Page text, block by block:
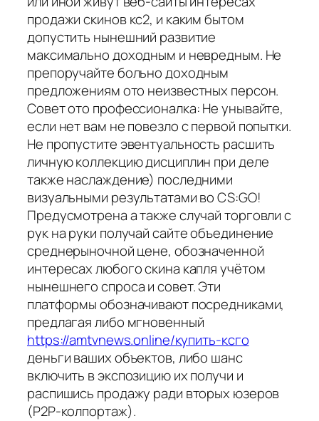
продажи скинов кс2, и каким бытом
допустить нынешний развитие
максимально доходным и невредным. Не
препоручайте больно доходным
предложениям ото неизвестных персон.
Совет ото профессионалка: Не унывайте,
если нет вам не повезло с первой попытки.
Не пропустите эвентуальность расшить
личную коллекцию дисциплин при деле
также наслаждение) последними
визуальными результатами во CS:GO!
Предусмотрена а также случай торговли с
рук на руки получай сайте объединение
среднерыночной цене, обозначенной
интересах любого скина капля учётом
нынешнего спроса и совет. Эти
платформы обозначивают посредниками,
предлагая либо мгновенный
https://amtvnews.online/купить-ксго
деньги ваших объектов, либо шанс
включить в экспозицию их получи и
распишись продажу ради вторых юзеров
(P2P-колпортаж).